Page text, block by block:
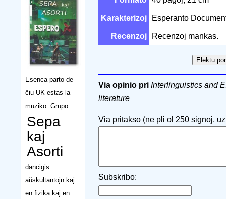
Esenca parto de
ĉiu UK estas la
muziko. Grupo
Sepa
kaj
Asorti
dancigis
aŭskultantojn kaj
en fizika kaj en
Karakterizoj Esperanto
Recenzoj Recenzoj mankas.
Via opinio pri Interlinguistics and
literature
Via pritakso (ne pli ol 250 signoj,
Subskribo: